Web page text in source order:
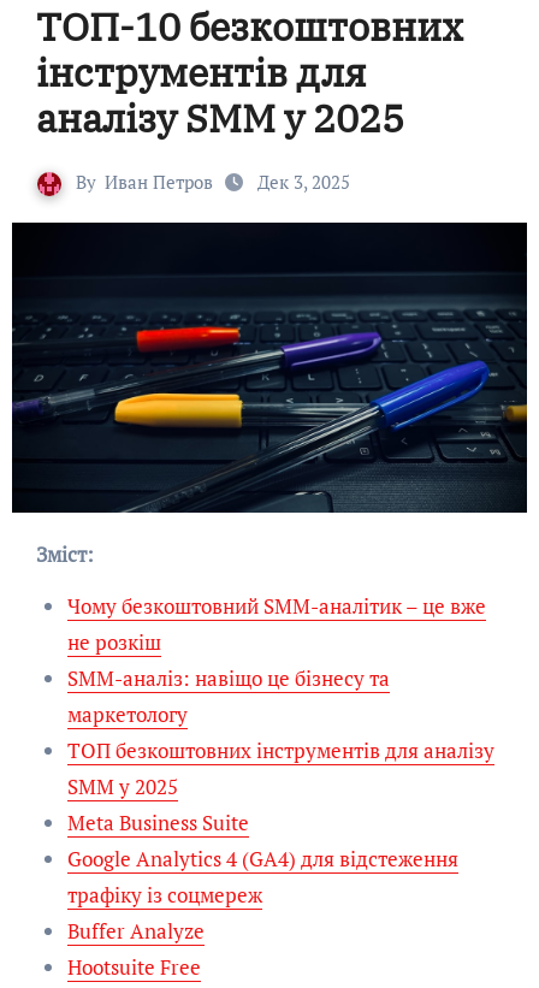
ТОП-10 безкоштовних
інструментів для
аналізу SMM у 2025
By Иван Петров Дек 3, 2025
Зміст:
Чому безкоштовний SMM-аналітик – це вже
не розкіш
SMM-аналіз: навіщо це бізнесу та
маркетологу
ТОП безкоштовних інструментів для аналізу
SMM у 2025
Meta Business Suite
Google Analytics 4 (GA4) для відстеження
трафіку із соцмереж
Buffer Analyze
Hootsuite Free